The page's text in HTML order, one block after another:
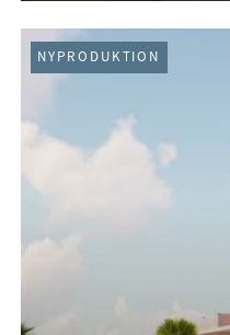
NYPRODUKTION